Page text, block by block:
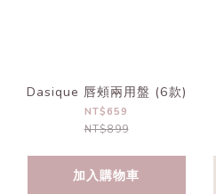
Dasique 唇頰兩用盤 (6款)
NT$659
NT$899
加入購物車